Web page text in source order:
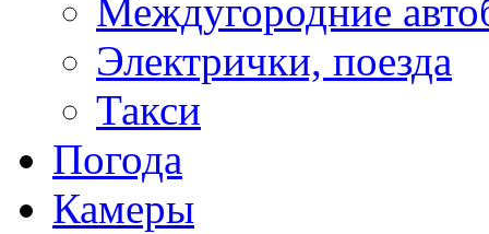
Междугородние
Электрички, поезда
Такси
Погода
Камеры